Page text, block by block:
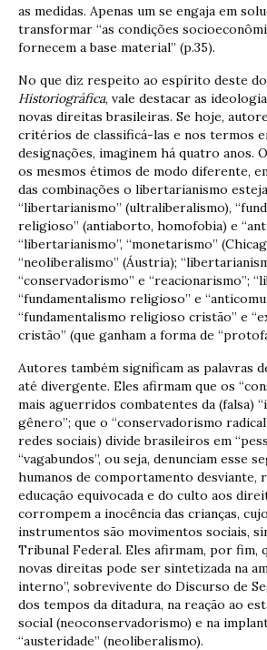
as medidas. Apenas um se engaja em
transformar “as condições
fornecem a base material” (p.35).
No que diz respeito ao espírito deste
Historiográfica, vale destacar as
novas direitas brasileiras. Se hoje,
critérios de classificá-las e nos termos
designações, imaginem há quatro anos.
os mesmos étimos de modo diferente,
das combinações o libertarianismo
“libertarianismo” (ultraliberalismo),
religioso” (antiaborto, homofobia) e
“libertarianismo”, “monetarismo”
“neoliberalismo” (Áustria);
“conservadorismo” e “reacionarismo”;
“fundamentalismo religioso” e
“fundamentalismo religioso cristão” e
cristão” (que ganham a forma de
Autores também significam as palavras
até divergente. Eles afirmam que os
mais aguerridos combatentes da (falsa)
gênero”; que o “conservadorismo
redes sociais) divide brasileiros em
“vagabundos”, ou seja, denunciam esse
humanos de comportamento desviante,
educação equivocada e do culto aos
corrompem a inocência das crianças,
instrumentos são movimentos sociais,
Tribunal Federal. Eles afirmam, por fim,
novas direitas pode ser sintetizada na
interno”, sobrevivente do Discurso de
dos tempos da ditadura, na reação ao
social (neoconservadorismo) e na
“austeridade” (neoliberalismo).